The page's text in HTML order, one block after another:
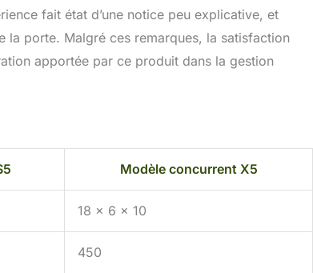
fait état d’une notice peu explicative, et
la porte. Malgré ces remarques, la satisfaction
apportée par ce produit dans la gestion
Modèle concurrent X5
18 x 6 x 10
450